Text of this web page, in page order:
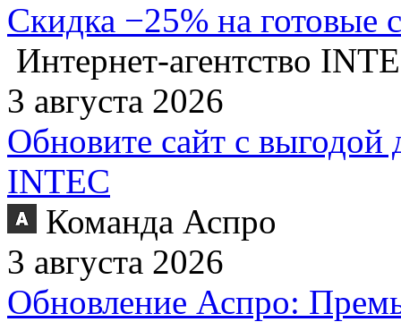
Скидка −25% на готовые
Интернет-агентство
3 августа 2026
Обновите сайт с выгодой
INTEC
Команда Аспро
3 августа 2026
Обновление Аспро: